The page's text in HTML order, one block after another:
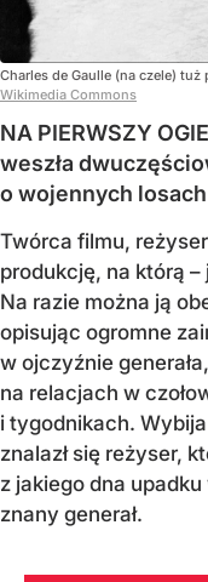
Charles de Gaulle (na czele)
Wikimedia Commons
NA PIERWSZY
weszła
o wojennych losach
Twórca filmu,
produkcję, na którą
Na razie można ją
opisując ogromne
w ojczyźnie
na relacjach w
i tygodnikach.
znalazł się reżyser,
z jakiego dna
znany generał.